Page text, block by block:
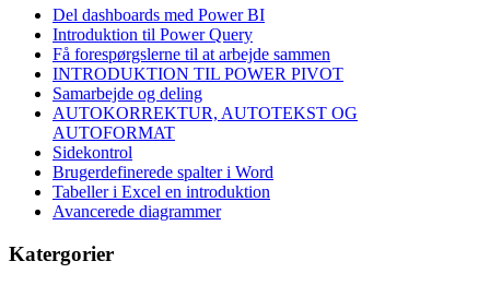
Del dashboards med Power BI
Introduktion til Power Query
Få forespørgslerne til at arbejde sammen
INTRODUKTION TIL POWER PIVOT
Samarbejde og deling
AUTOKORREKTUR, AUTOTEKST OG
AUTOFORMAT
Sidekontrol
Brugerdefinerede spalter i Word
Tabeller i Excel en introduktion
Avancerede diagrammer
Katergorier